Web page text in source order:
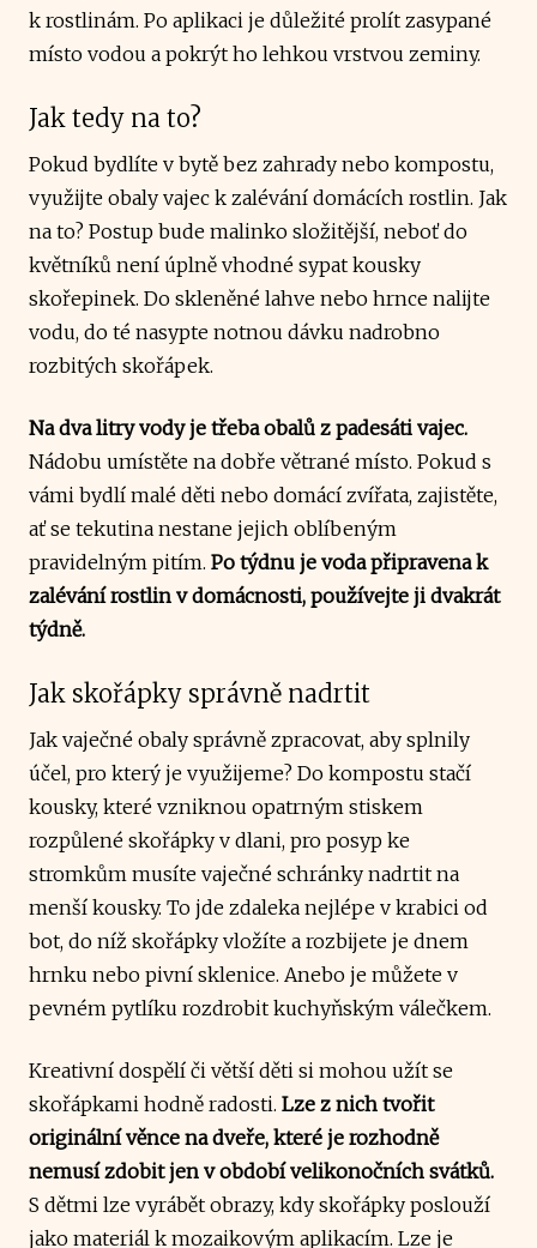
k rostlinám. Po aplikaci je důležité prolít zasypané
místo vodou a pokrýt ho lehkou vrstvou zeminy.
Jak tedy na to?
Pokud bydlíte v bytě bez zahrady nebo kompostu,
využijte obaly vajec k zalévání domácích rostlin. Jak
na to? Postup bude malinko složitější, neboť do
květníků není úplně vhodné sypat kousky
skořepinek. Do skleněné lahve nebo hrnce nalijte
vodu, do té nasypte notnou dávku nadrobno
rozbitých skořápek.
Na dva litry vody je třeba obalů z padesáti vajec.
Nádobu umístěte na dobře větrané místo. Pokud s
vámi bydlí malé děti nebo domácí zvířata, zajistěte,
ať se tekutina nestane jejich oblíbeným
pravidelným pitím. Po týdnu je voda připravena k
zalévání rostlin v domácnosti, používejte ji dvakrát
týdně.
Jak skořápky správně nadrtit
Jak vaječné obaly správně zpracovat, aby splnily
účel, pro který je využijeme? Do kompostu stačí
kousky, které vzniknou opatrným stiskem
rozpůlené skořápky v dlani, pro posyp ke
stromkům musíte vaječné schránky nadrtit na
menší kousky. To jde zdaleka nejlépe v krabici od
bot, do níž skořápky vložíte a rozbijete je dnem
hrnku nebo pivní sklenice. Anebo je můžete v
pevném pytlíku rozdrobit kuchyňským válečkem.
Kreativní dospělí či větší děti si mohou užít se
skořápkami hodně radosti. Lze z nich tvořit
originální věnce na dveře, které je rozhodně
nemusí zdobit jen v období velikonočních svátků.
S dětmi lze vyrábět obrazy, kdy skořápky poslouží
jako materiál k mozaikovým aplikacím. Lze je